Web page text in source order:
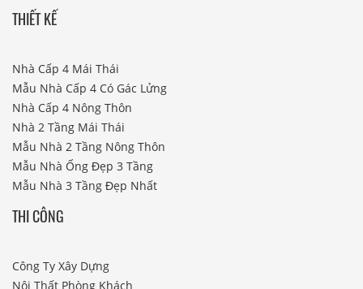
THIẾT KẾ
Nhà Cấp 4 Mái Thái
Mẫu Nhà Cấp 4 Có Gác Lửng
Nhà Cấp 4 Nông Thôn
Nhà 2 Tầng Mái Thái
Mẫu Nhà 2 Tầng Nông Thôn
Mẫu Nhà Ống Đẹp 3 Tầng
Mẫu Nhà 3 Tầng Đẹp Nhất
THI CÔNG
Công Ty Xây Dựng
Nội Thất Phòng Khách